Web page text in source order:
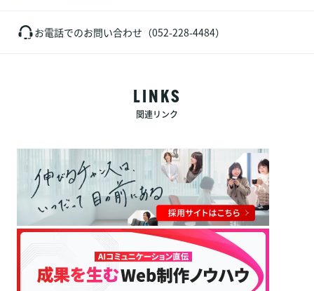
お電話でのお問い合わせ（052-228-4484）
LINKS
関連リンク